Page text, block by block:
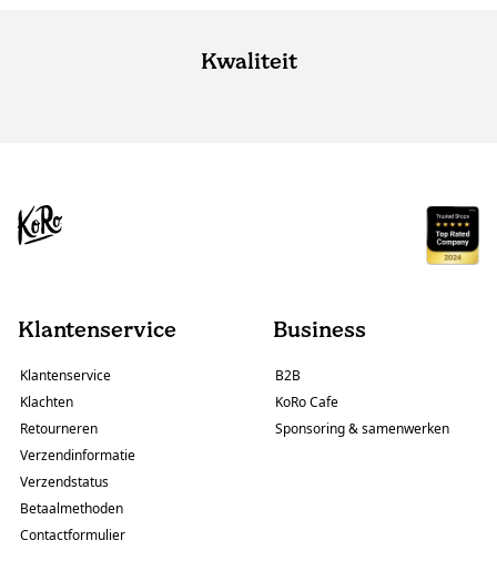
Kwaliteit
Klantenservice
Klantenservice
Klachten
Retourneren
Verzendinformatie
Verzendstatus
Betaalmethoden
Contactformulier
Business
B2B
KoRo Cafe
Sponsoring & samenwerken